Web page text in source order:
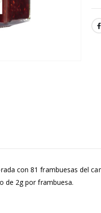
con 81 frambuesas del
de 2g por frambuesa.
Battler